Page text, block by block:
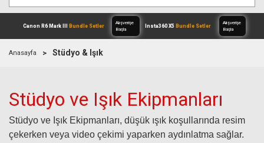
Canon R6 Mark IIIBundle Setler
Başla
Anasayfa Stüdyo & Işık
Stüdyo ve Işık Ekipmanları
Stüdyo ve Işık Ekipmanları, düşük ışık koşullarında resim
çekerken veya video çekimi yaparken aydınlatma sağlar.